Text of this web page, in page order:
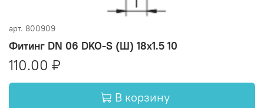
арт. 800909
Фитинг DN 06 DKO-S (Ш) 18x1.5 10
110.00 ₽
В корзину